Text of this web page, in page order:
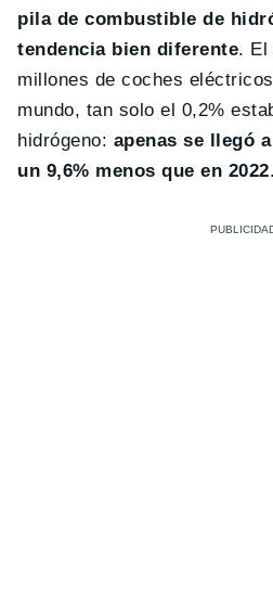
pila de combustible de
tendencia bien diferente. El
millones de coches
mundo, tan solo el 0,2%
hidrógeno: apenas se llegó
un 9,6% menos que en 2022.